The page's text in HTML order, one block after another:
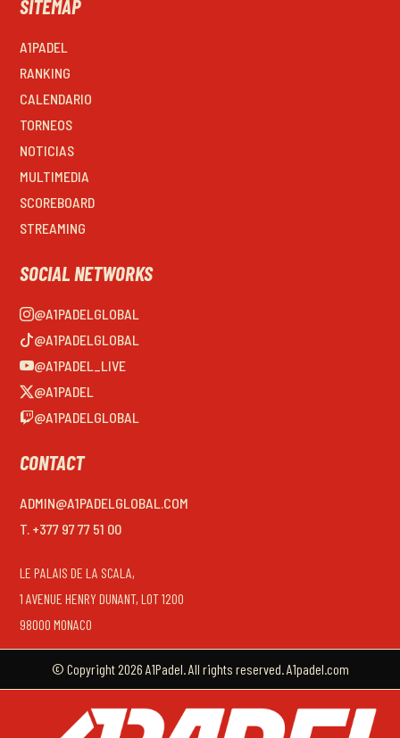
SITEMAP
A1PADEL
RANKING
CALENDARIO
TORNEOS
NOTICIAS
MULTIMEDIA
SCOREBOARD
STREAMING
SOCIAL NETWORKS
@A1PADELGLOBAL
@A1PADELGLOBAL
@A1PADEL_LIVE
@A1PADEL
@A1PADELGLOBAL
CONTACT
ADMIN@A1PADELGLOBAL.COM
T. +377 97 77 51 00
LE PALAIS DE LA SCALA,
1 AVENUE HENRY DUNANT, LOT 1200
98000 MONACO
© Copyright 2026 A1Padel. All rights reserved. A1padel.com